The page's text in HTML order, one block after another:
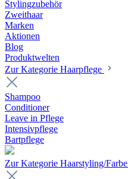
Stylingzubehör
Zweithaar
Marken
Aktionen
Blog
Produktwelten
Zur Kategorie Haarpflege
Shampoo
Conditioner
Leave in Pflege
Intensivpflege
Bartpflege
Zur Kategorie Haarstyling/Farbe